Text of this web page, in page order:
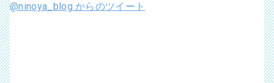
@ninoya_blog からのツイート